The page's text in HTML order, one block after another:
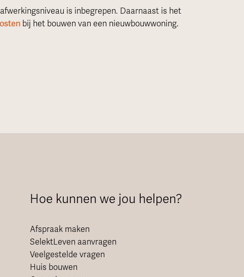
is inbegrepen. Daarnaast is het
bij het bouwen van een nieuwbouwwoning.
Hoe kunnen we jou helpen?
Afspraak maken
SelektLeven aanvragen
Veelgestelde vragen
Huis bouwen